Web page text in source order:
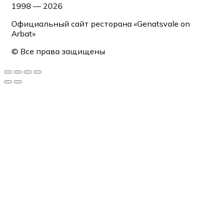
1998 — 2026
Официальный сайт ресторана «Genatsvale on
Arbat»
© Все права защищены